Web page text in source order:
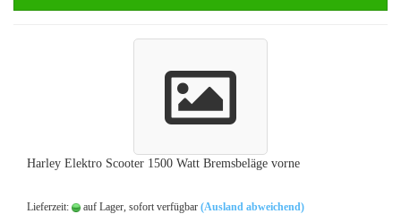
Harley Elektro Scooter 1500 Watt Bremsbeläge vorne
Lieferzeit: auf Lager, sofort verfügbar (Ausland abweichend)